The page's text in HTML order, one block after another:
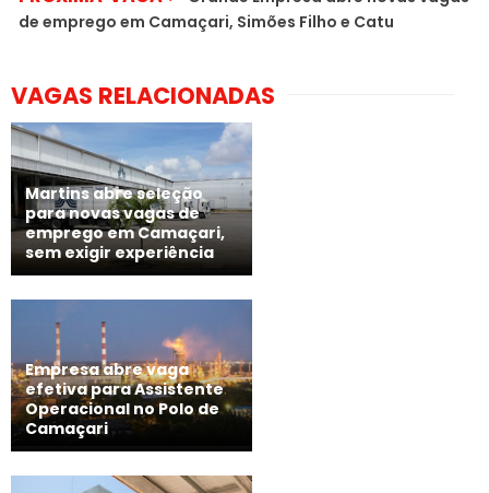
de emprego em Camaçari, Simões Filho e Catu
VAGAS RELACIONADAS
Martins abre seleção
para novas vagas de
emprego em Camaçari,
sem exigir experiência
Empresa abre vaga
efetiva para Assistente
Operacional no Polo de
Camaçari